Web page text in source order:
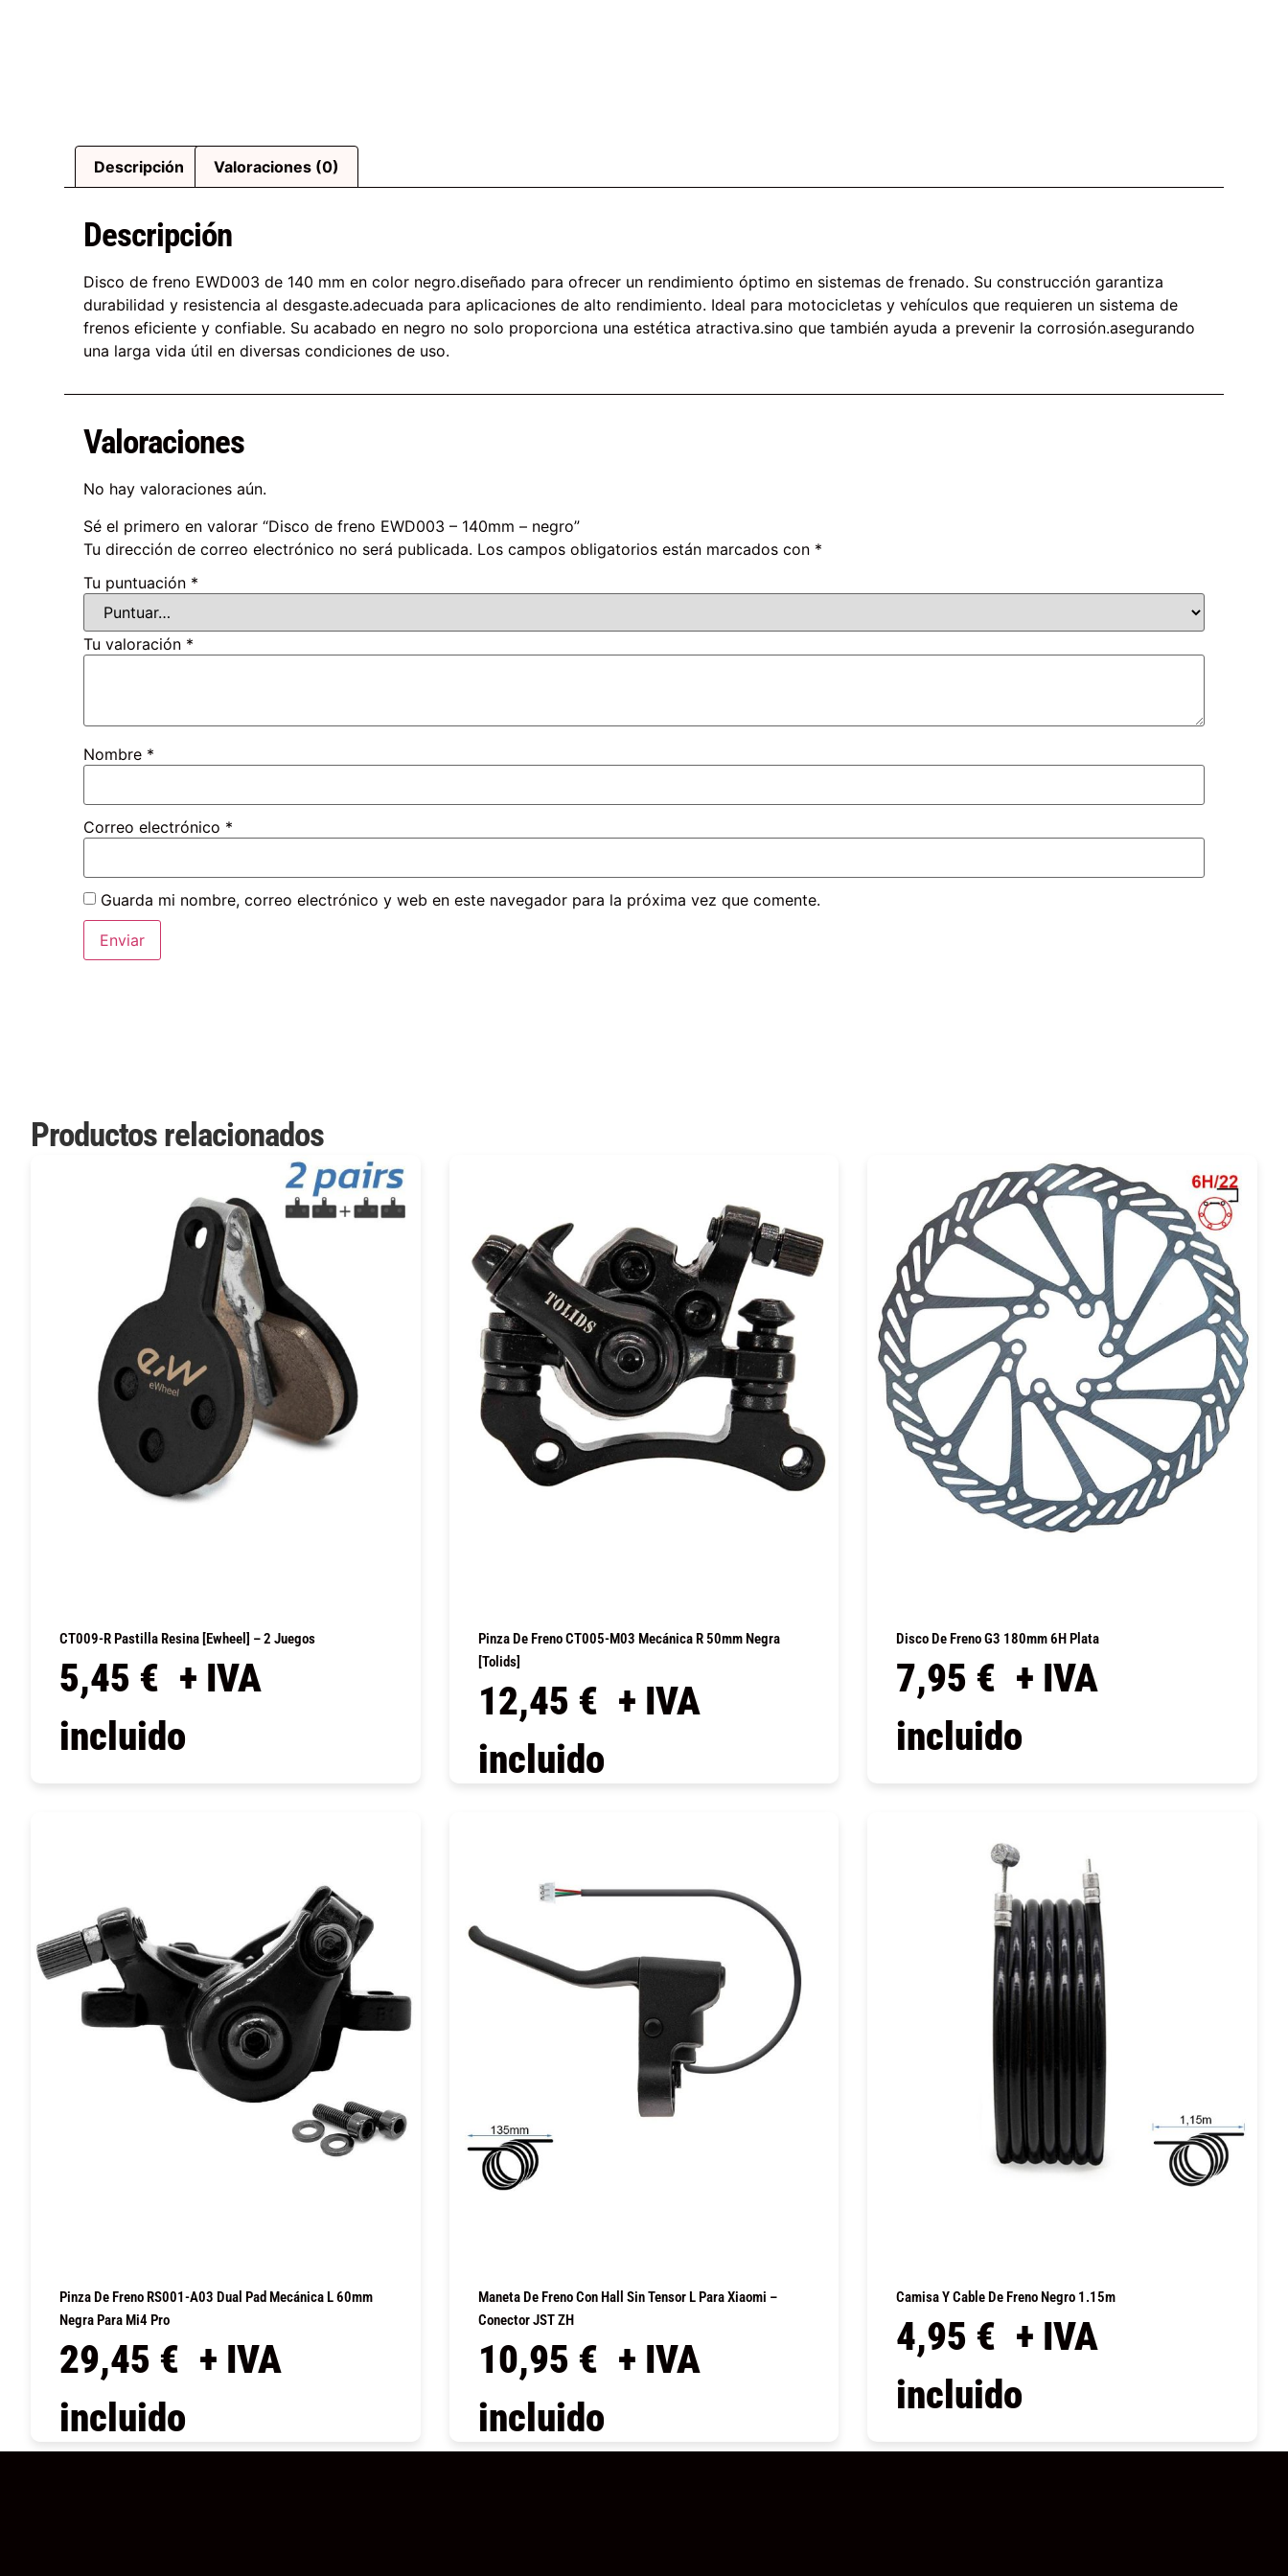
Descripción Valoraciones (0)
Descripción
Disco de freno EWD003 de 140 mm en color negro.diseñado para ofrecer un rendimiento óptimo en sistemas de frenado. Su construcción garantiza
durabilidad y resistencia al desgaste.adecuada para aplicaciones de alto rendimiento. Ideal para motocicletas y vehículos que requieren un sistema de
frenos eficiente y confiable. Su acabado en negro no solo proporciona una estética atractiva.sino que también ayuda a prevenir la corrosión.asegurando
una larga vida útil en diversas condiciones de uso.
Valoraciones
No hay valoraciones aún.
Sé el primero en valorar “Disco de freno EWD003 – 140mm – negro”
Tu dirección de correo electrónico no será publicada. Los campos obligatorios están marcados con *
Tu puntuación *
Tu valoración *
Nombre *
Correo electrónico *
Guarda mi nombre, correo electrónico y web en este navegador para la próxima vez que comente.
Productos relacionados
CT009-R Pastilla Resina [Ewheel] – 2 Juegos
5,45 € + IVA
incluido
Pinza De Freno CT005-M03 Mecánica R 50mm Negra
[Tolids]
12,45 € + IVA
incluido
Disco De Freno G3 180mm 6H Plata
7,95 € + IVA
incluido
Pinza De Freno RS001-A03 Dual Pad Mecánica L 60mm
Negra Para Mi4 Pro
29,45 € + IVA
incluido
Maneta De Freno Con Hall Sin Tensor L Para Xiaomi –
Conector JST ZH
10,95 € + IVA
incluido
Camisa Y Cable De Freno Negro 1.15m
4,95 € + IVA
incluido